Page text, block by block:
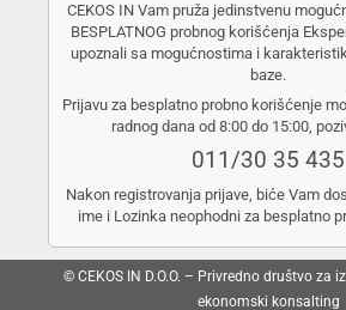
CEKOS IN Vam pruža jedinstvenu
BESPLATNOG probnog korišćenja
upoznali sa mogućnostima i
baze.
Prijavu za besplatno probno korišćenje
radnog dana od 8:00 do 15:00,
011/30 35 435
Nakon registrovanja prijave, biće Vam
ime i Lozinka neophodni za besplatno
© CEKOS IN D.O.O. – Privredno društvo za
ekonomski konsalting